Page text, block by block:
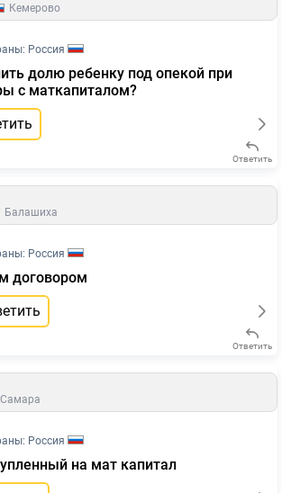
Кемерово
Россия
долю ребенку под опекой при
с маткапиталом?
Ответить
Балашиха
Россия
договором
Ответить
Самара
Россия
на мат капитал